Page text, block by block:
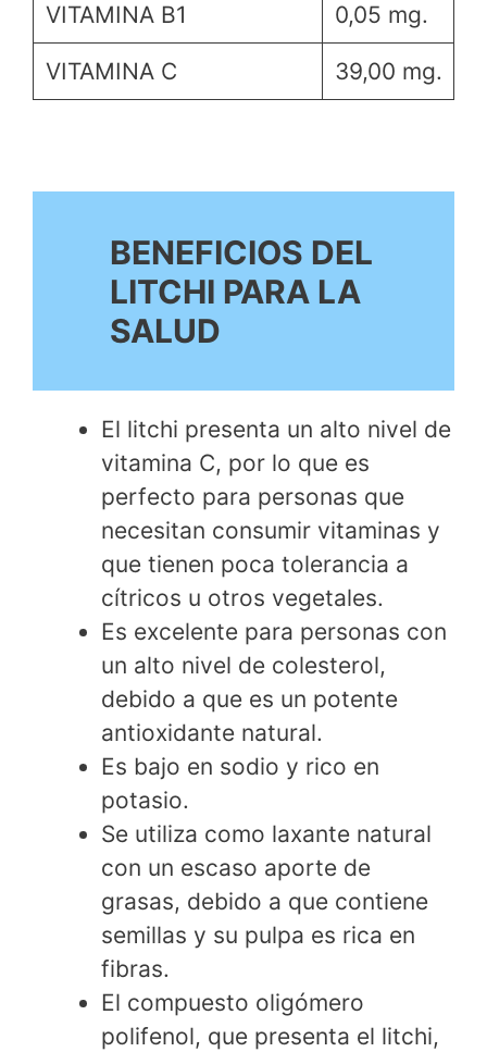
VITAMINA B1 0,05 mg.
VITAMINA C 39,00 mg.
BENEFICIOS DEL
LITCHI PARA LA
SALUD
El litchi presenta un alto nivel de
vitamina C, por lo que es
perfecto para personas que
necesitan consumir vitaminas y
que tienen poca tolerancia a
cítricos u otros vegetales.
Es excelente para personas con
un alto nivel de colesterol,
debido a que es un potente
antioxidante natural.
Es bajo en sodio y rico en
potasio.
Se utiliza como laxante natural
con un escaso aporte de
grasas, debido a que contiene
semillas y su pulpa es rica en
fibras.
El compuesto oligómero
polifenol, que presenta el litchi,